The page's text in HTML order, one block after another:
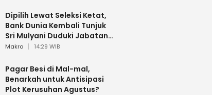
Dipilih Lewat Seleksi Ketat,
Bank Dunia Kembali Tunjuk
Sri Mulyani Duduki Jabatan
Strategis
Makro 14:29 WIB
Pagar Besi di Mal-mal,
Benarkah untuk Antisipasi
Plot Kerusuhan Agustus?